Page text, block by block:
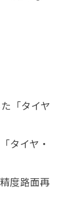
「タイヤ
タイヤ・
度路面再